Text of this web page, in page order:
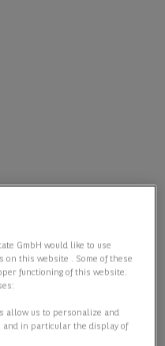
GmbH would like to use
on this website . Some of these
functioning of this website.
allow us to personalize and
and in particular the display of